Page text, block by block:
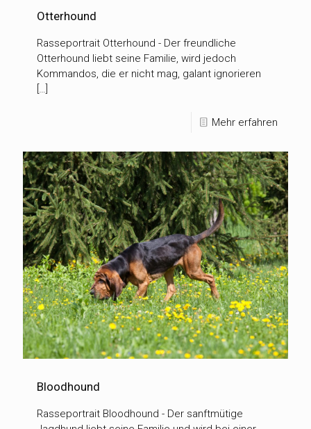
Otterhound
Rasseportrait Otterhound - Der freundliche
Otterhound liebt seine Familie, wird jedoch
Kommandos, die er nicht mag, galant ignorieren
[…]
Mehr erfahren
Bloodhound
Rasseportrait Bloodhound - Der sanftmütige